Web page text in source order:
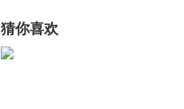
猜你喜欢